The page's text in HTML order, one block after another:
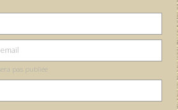
pas publiée